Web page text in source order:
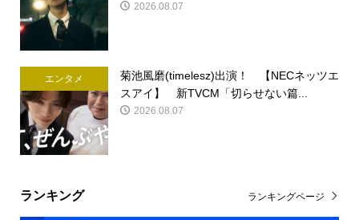
2026.08.07
エンタメ
菊池風磨(timelesz)出演！ 【NECネッツエ
スアイ】 新TVCM「切らせない篇...
2026.08.07
ランキング ランキングページ